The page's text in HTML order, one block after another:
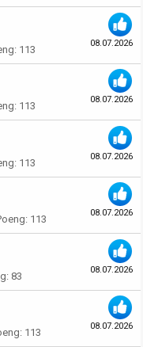
08.07.2026
113
08.07.2026
113
08.07.2026
113
08.07.2026
113
08.07.2026
83
08.07.2026
113